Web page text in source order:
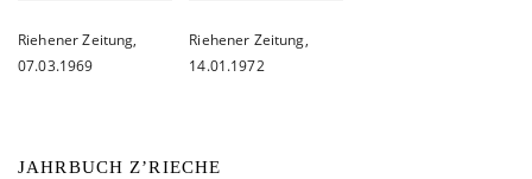
Riehener Zeitung,
07.03.1969
Riehener Zeitung,
14.01.1972
JAHRBUCH Z’RIECHE